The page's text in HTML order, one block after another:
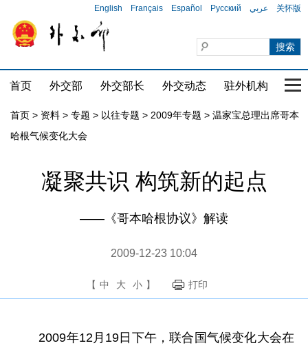
English Français Español Русский عربي 关怀版
首页 外交部 外交部长 外交动态 驻外机构 国
首页 > 资料 > 专题 > 以往专题 > 2009年专题 > 温家宝总理出席哥本
哈根气候变化大会
凝聚共识 构筑新的起点
——《哥本哈根协议》解读
2009-12-23 10:04
【 中 大 小 】 打印
2009年12月19日下午，联合国气候变化大会在